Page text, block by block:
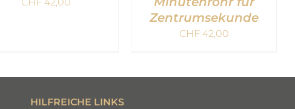
IN DEN WARENKORB
Zentrumsekunde
CHF42,00
HILFREICHE LINKS